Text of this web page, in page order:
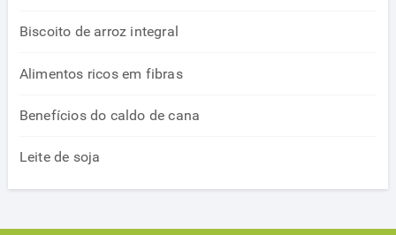
Biscoito de arroz integral
Alimentos ricos em fibras
Benefícios do caldo de cana
Leite de soja